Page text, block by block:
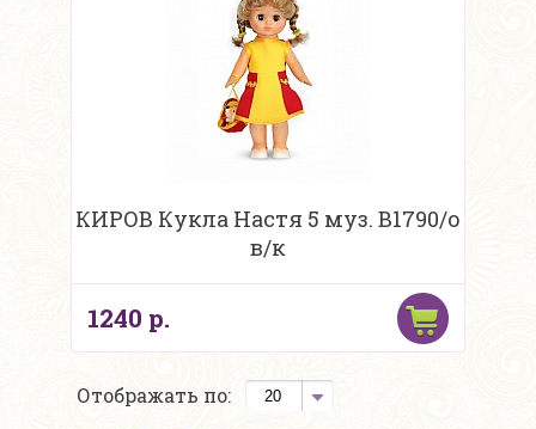
КИРОВ Кукла Настя 5 муз. В1790/о
в/к
1240 р.
Отображать по: